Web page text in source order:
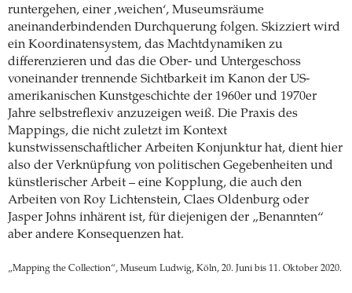
runtergehen, einer ‚weichen‘, Museumsräume
aneinanderbindenden Durchquerung folgen. Skizziert wird
ein Koordinatensystem, das Machtdynamiken zu
differenzieren und das die Ober- und Untergeschoss
voneinander trennende Sichtbarkeit im Kanon der US-
amerikanischen Kunstgeschichte der 1960er und 1970er
Jahre selbstreflexiv anzuzeigen weiß. Die Praxis des
Mappings, die nicht zuletzt im Kontext
kunstwissenschaftlicher Arbeiten Konjunktur hat, dient hier
also der Verknüpfung von politischen Gegebenheiten und
künstlerischer Arbeit – eine Kopplung, die auch den
Arbeiten von Roy Lichtenstein, Claes Oldenburg oder
Jasper Johns inhärent ist, für diejenigen der „Benannten“
aber andere Konsequenzen hat.
„Mapping the Collection“, Museum Ludwig, Köln, 20. Juni bis 11. Oktober 2020.